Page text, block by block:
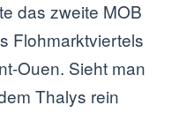
das zweite MOB
Flohmarktviertels
Ouen. Sieht man
Thalys rein